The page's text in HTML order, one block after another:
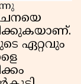
ഏറ്റവും